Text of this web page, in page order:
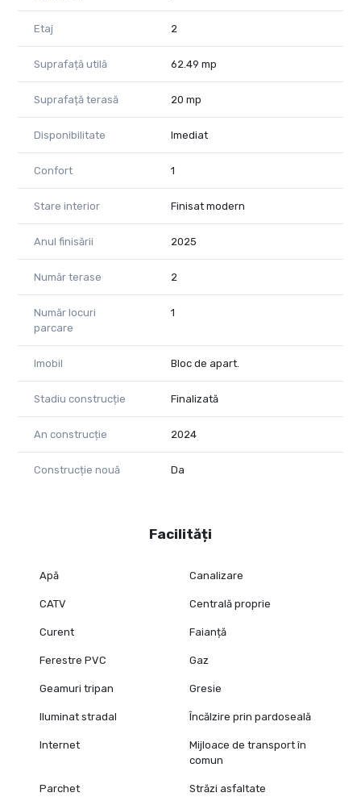
Etaj 2
Suprafață utilă 62.49 mp
Suprafață terasă 20 mp
Disponibilitate Imediat
Confort 1
Stare interior Finisat modern
Anul finisării 2025
Număr terase 2
Număr locuri
parcare
1
Imobil Bloc de apart.
Stadiu construcție Finalizată
An construcție 2024
Construcție nouă Da
Facilități
Apă Canalizare
CATV Centrală proprie
Curent Faianță
Ferestre PVC Gaz
Geamuri tripan Gresie
Iluminat stradal Încălzire prin pardoseală
Internet
Mijloace de transport în
comun
Parchet Străzi asfaltate